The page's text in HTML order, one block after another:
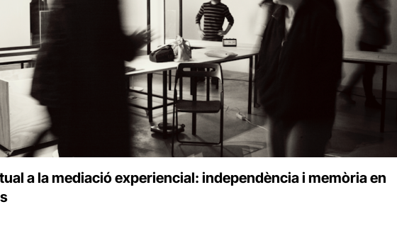
a la mediació experiencial: independència i memòria en